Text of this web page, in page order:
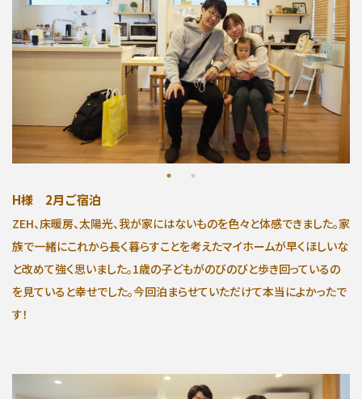
分譲情報
∟新規分譲住宅
∟土地分譲
不動産管理 売買・賃貸仲介
中古物件買取サイト
お問い合わせ
H様 2月ご宿泊
ZEH、床暖房、太陽光、我が家にはないものを色々と体感できました。家
族で一緒にこれから長く暮らすことを考えたマイホームが早くほしいな
と改めて強く思いました。1歳の子どもがのびのびと歩き回っているの
を見ていると幸せでした。今回泊まらせていただけて本当によかったで
す！